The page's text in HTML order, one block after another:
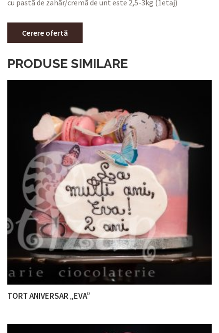
cu pastă de zahăr/cremă de unt este 2,5-3kg (1etaj)
Cerere ofertă
PRODUSE SIMILARE
TORT ANIVERSAR „EVA”